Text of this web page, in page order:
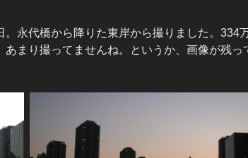
永代橋から降りた東岸から撮りました。334
まり撮ってませんね。というか、画像が残っ